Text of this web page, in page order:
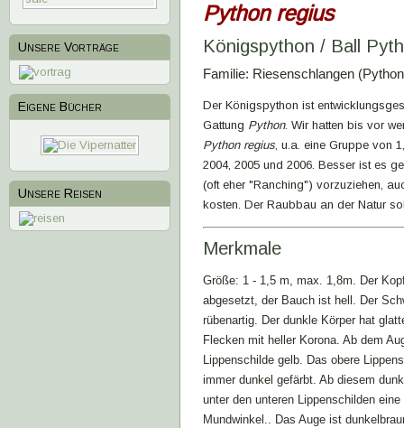
Unsere Vorträge
Eigene Bücher
1 2
Unsere Reisen
Python regius
Königspython / Ball
Familie: Riesenschlangen
Der Königspython ist
Gattung Python. Wir hatten bis vor
Python regius, u.a. eine Gruppe von
2004, 2005 und 2006. Besser ist es
(oft eher "Ranching") vorzuziehen,
kosten. Der Raubbau an der Natur
Merkmale
Größe: 1 - 1,5 m, max. 1,8m. Der
abgesetzt, der Bauch ist hell. Der
rübenartig. Der dunkle Körper hat
Flecken mit heller Korona. Ab dem
Lippenschilde gelb. Das obere
immer dunkel gefärbt. Ab diesem
unter den unteren Lippenschilden
Mundwinkel.. Das Auge ist